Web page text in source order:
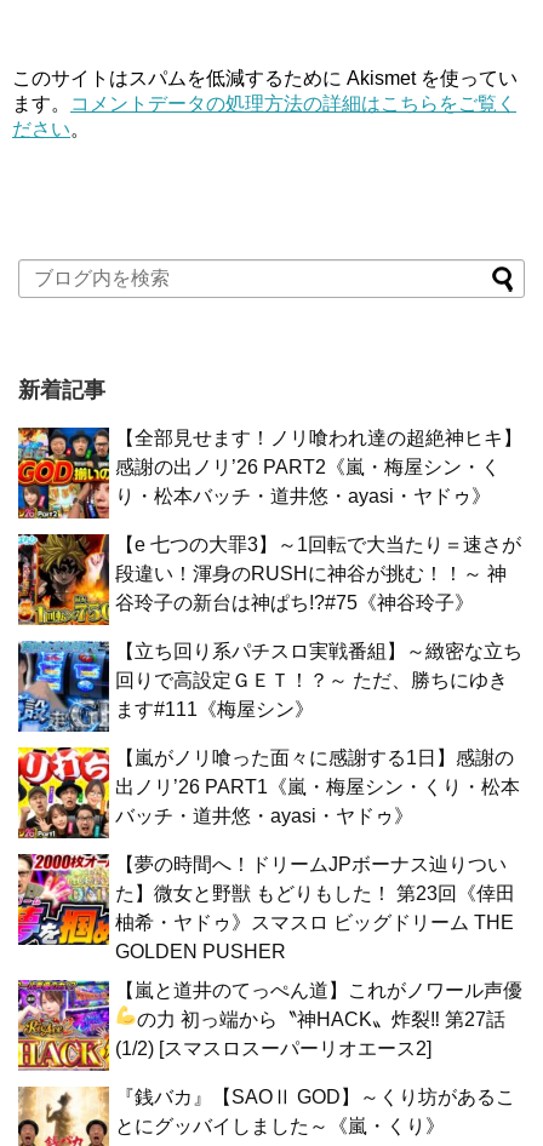
このサイトはスパムを低減するために Akismet を使ってい
ます。
コメントデータの処理方法の詳細はこちらをご覧く
ださい。
新着記事
【全部見せます！ノリ喰われ達の超絶神ヒキ】
感謝の出ノリ’26 PART2《嵐・梅屋シン・く
り・松本バッチ・道井悠・ayasi・ヤドゥ》
【e 七つの大罪3】～1回転で大当たり＝速さが
段違い！渾身のRUSHに神谷が挑む！！～ 神
谷玲子の新台は神ぱち!?#75《神谷玲子》
【立ち回り系パチスロ実戦番組】～緻密な立ち
回りで高設定ＧＥＴ！？～ ただ、勝ちにゆき
ます#111《梅屋シン》
【嵐がノリ喰った面々に感謝する1日】感謝の
出ノリ’26 PART1《嵐・梅屋シン・くり・松本
バッチ・道井悠・ayasi・ヤドゥ》
【夢の時間へ！ドリームJPボーナス辿りつい
た】微女と野獣 もどりもした！ 第23回《倖田
柚希・ヤドゥ》スマスロ ビッグドリーム THE
GOLDEN PUSHER
【嵐と道井のてっぺん道】これがノワール声優
の力 初っ端から〝神HACK〟炸裂‼ 第27話
(1/2) [スマスロスーパーリオエース2]
『銭バカ』【SAOⅡ GOD】～くり坊があるこ
とにグッバイしました～《嵐・くり》